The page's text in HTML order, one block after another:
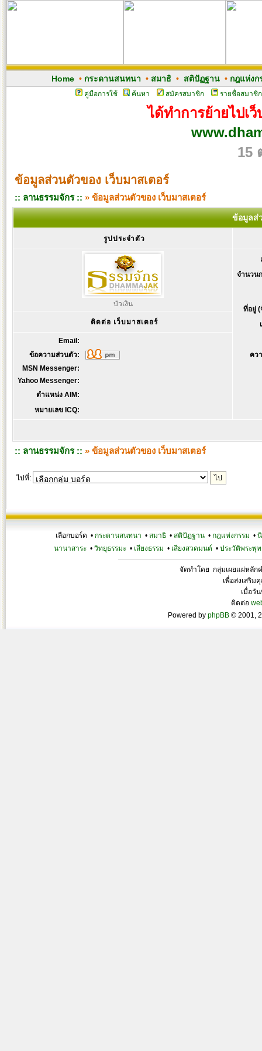
Home• กระดานสนทนา • สมาธิ• สติปัฏฐาน• กฎแห่งก
คู่มือการใช้ ค้นหา สมัครสมาชิก รายชื่อสมาชิก
ได้ทำการย้ายไปเ
15
ข้อมูลส่วนตัวของ เว็บมาสเตอร์
:: ลานธรรมจักร :: » ข้อมูลส่วนตัวของ เว็บมาสเตอร์
ข้อมูลส่
รูปประจำตัว
บัวเงิน
จำนวน
ที่อยู่ (
คว
ติดต่อ เว็บมาสเตอร์
Email:
ข้อความส่วนตัว:
MSN Messenger:
Yahoo Messenger:
ตำแหน่ง AIM:
หมายเลข ICQ:
:: ลานธรรมจักร :: » ข้อมูลส่วนตัวของ เว็บมาสเตอร์
ไปที่:
เลือกบอร์ด • กระดานสนทนา • สมาธิ • สติปัฏฐาน • กฎแห่งกรรม •
นานาสาระ• วิทยุธรรมะ• เสียงธรรม • เสียงสวดมนต์ • ประวัติพระพุท
จัดทำโดย กลุ่มเผยแผ่หลัก
เพื่อส่งเสริม
เมื่อวั
ติดต่อ
Powered by phpBB © 2001,